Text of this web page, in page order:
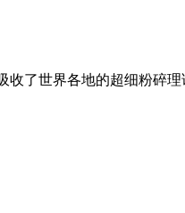
了世界各地的超细粉碎